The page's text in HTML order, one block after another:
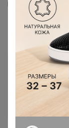
10 80
MIXAN
2 728р
счет
После 21